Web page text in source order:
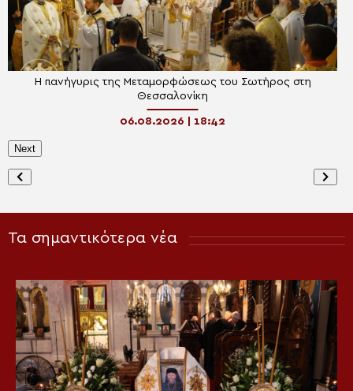
Η πανήγυρις της Μεταμορφώσεως του Σωτήρος στη
Θεσσαλονίκη
06.08.2026 | 18:42
Next
Τα σημαντικότερα νέα